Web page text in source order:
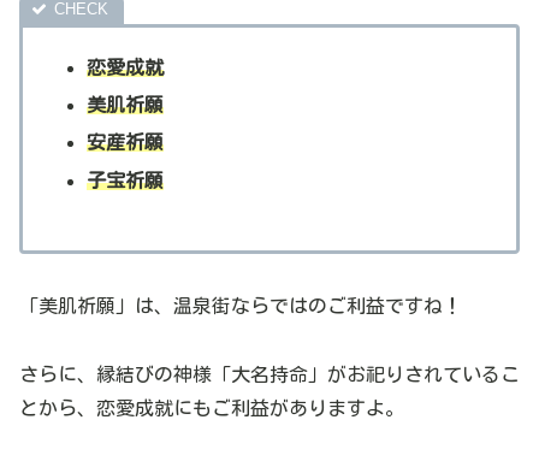
恋愛成就
美肌祈願
安産祈願
子宝祈願
「美肌祈願」は、温泉街ならではのご利益ですね！
さらに、縁結びの神様「大名持命」がお祀りされているこ
とから、恋愛成就にもご利益がありますよ。